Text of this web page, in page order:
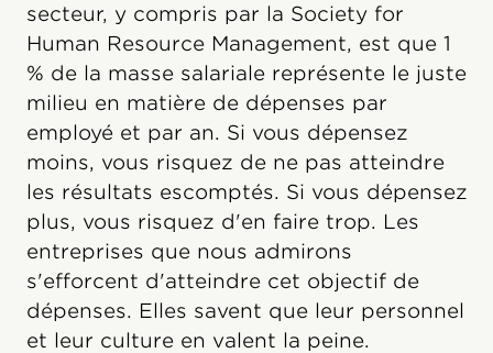
secteur, y compris par la Society for
Human Resource Management, est que 1
% de la masse salariale représente le juste
milieu en matière de dépenses par
employé et par an. Si vous dépensez
moins, vous risquez de ne pas atteindre
les résultats escomptés. Si vous dépensez
plus, vous risquez d'en faire trop. Les
entreprises que nous admirons
s'efforcent d'atteindre cet objectif de
dépenses. Elles savent que leur personnel
et leur culture en valent la peine.